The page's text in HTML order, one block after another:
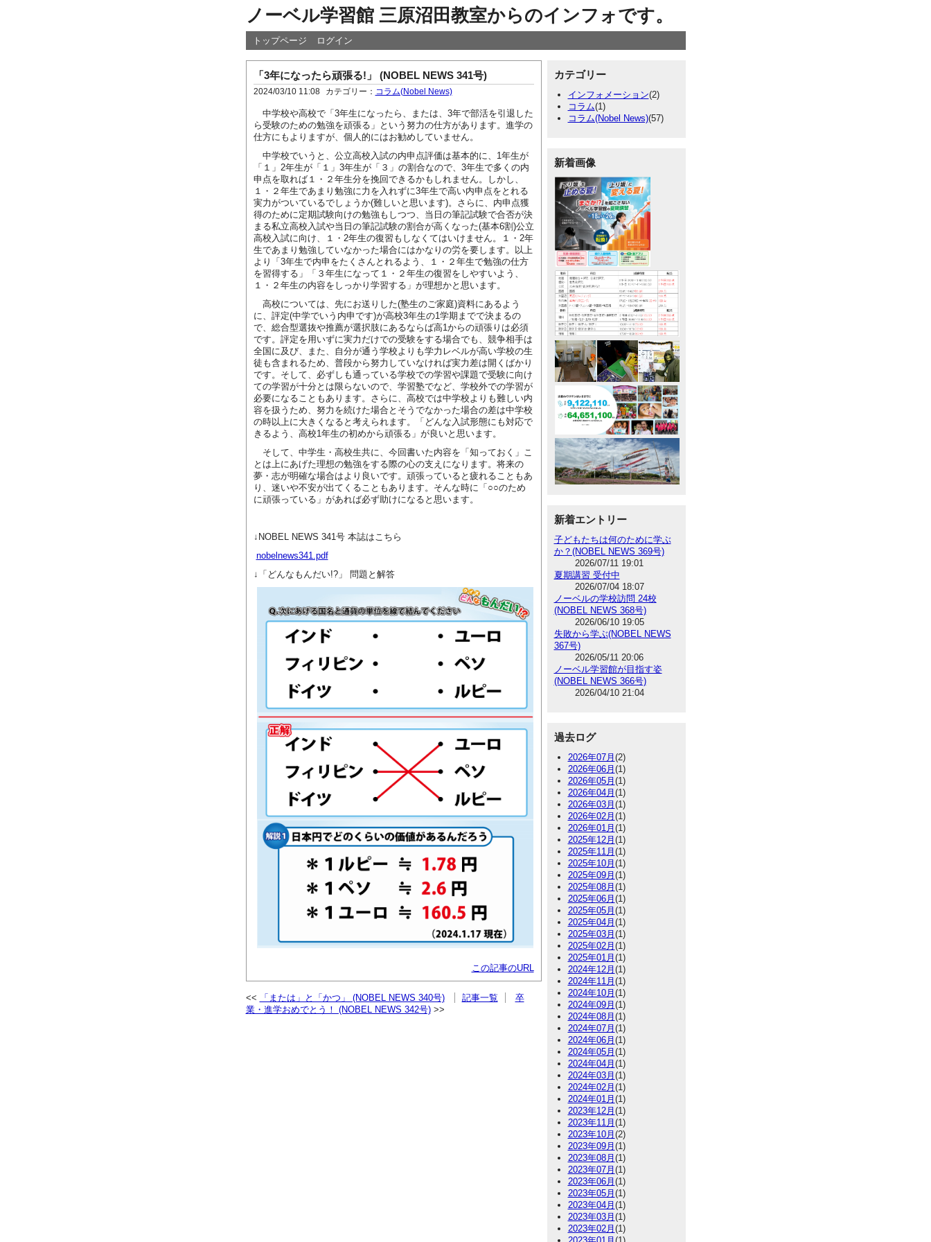
ノーベル学習館 三原沼田教室からのインフォです。
トップページ ログイン
「3年になったら頑張る!」 (NOBEL NEWS 341号)
2024/03/10 11:08 カテゴリー： コラム(Nobel News)
中学校や高校で「3年生になったら、または、3年で部活を引退した
ら受験のための勉強を頑張る」という努力の仕方があります。進学の
仕方にもよりますが、個人的にはお勧めしていません。
中学校でいうと、公立高校入試の内申点評価は基本的に、1年生が
「１」2年生が「１」3年生が「３」の割合なので、3年生で多くの内
申点を取れば１・２年生分を挽回できるかもしれません。しかし、
１・２年生であまり勉強に力を入れずに3年生で高い内申点をとれる
実力がついているでしょうか(難しいと思います)。さらに、内申点獲
得のために定期試験向けの勉強もしつつ、当日の筆記試験で合否が決
まる私立高校入試や当日の筆記試験の割合が高くなった(基本6割)公立
高校入試に向け、１・2年生の復習もしなくてはいけません。１・2年
生であまり勉強していなかった場合にはかなりの労を要します。以上
より「3年生で内申をたくさんとれるよう、１・２年生で勉強の仕方
を習得する」「３年生になって１・２年生の復習をしやすいよう、
１・２年生の内容をしっかり学習する」が理想かと思います。
高校については、先にお送りした(塾生のご家庭)資料にあるよう
に、評定(中学でいう内申です)が高校3年生の1学期までで決まるの
で、総合型選抜や推薦が選択肢にあるならば高1からの頑張りは必須
です。評定を用いずに実力だけでの受験をする場合でも、競争相手は
全国に及び、また、自分が通う学校よりも学力レベルが高い学校の生
徒も含まれるため、普段から努力していなければ実力差は開くばかり
です。そして、必ずしも通っている学校での学習や課題で受験に向け
ての学習が十分とは限らないので、学習塾でなど、学校外での学習が
必要になることもあります。さらに、高校では中学校よりも難しい内
容を扱うため、努力を続けた場合とそうでなかった場合の差は中学校
の時以上に大きくなると考えられます。「どんな入試形態にも対応で
きるよう、高校1年生の初めから頑張る」が良いと思います。
そして、中学生・高校生共に、今回書いた内容を「知っておく」こ
とは上にあげた理想の勉強をする際の心の支えになります。将来の
夢・志が明確な場合はより良いです。頑張っていると疲れることもあ
り、迷いや不安が出てくることもあります。そんな時に「○○のため
に頑張っている」があれば必ず助けになると思います。
↓NOBEL NEWS 341号 本誌はこちら
nobelnews341.pdf
↓「どんなもんだい!?」 問題と解答
この記事のURL
「または」と「かつ」 (NOBEL NEWS 340号) 記事一覧
卒
業・進学おめでとう！ (NOBEL NEWS 342号)
カテゴリー
インフォメーション(2)
コラム(1)
コラム(Nobel News)(57)
新着画像
新着エントリー
子どもたちは何のために学ぶ
か？(NOBEL NEWS 369号)
2026/07/11 19:01
夏期講習 受付中
2026/07/04 18:07
ノーベルの学校訪問 24校
(NOBEL NEWS 368号)
2026/06/10 19:05
失敗から学ぶ(NOBEL NEWS
367号)
2026/05/11 20:06
ノーベル学習館が目指す姿
(NOBEL NEWS 366号)
2026/04/10 21:04
過去ログ
2026年07月 (2)
2026年06月 (1)
2026年05月 (1)
2026年04月 (1)
2026年03月 (1)
2026年02月 (1)
2026年01月 (1)
2025年12月 (1)
2025年11月 (1)
2025年10月 (1)
2025年09月 (1)
2025年08月 (1)
2025年06月 (1)
2025年05月 (1)
2025年04月 (1)
2025年03月 (1)
2025年02月 (1)
2025年01月 (1)
2024年12月 (1)
2024年11月 (1)
2024年10月 (1)
2024年09月 (1)
2024年08月 (1)
2024年07月 (1)
2024年06月 (1)
2024年05月 (1)
2024年04月 (1)
2024年03月 (1)
2024年02月 (1)
2024年01月 (1)
2023年12月 (1)
2023年11月 (1)
2023年10月 (2)
2023年09月 (1)
2023年08月 (1)
2023年07月 (1)
2023年06月 (1)
2023年05月 (1)
2023年04月 (1)
2023年03月 (1)
2023年02月 (1)